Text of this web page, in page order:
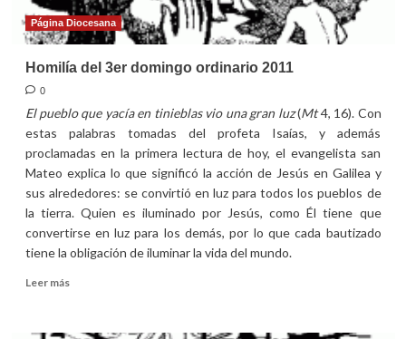
Página Diocesana
Homilía del 3er domingo ordinario 2011
0
El pueblo que yacía en tinieblas vio una gran luz(Mt4, 16). Con
estas palabras tomadas del profeta Isaías, y además
proclamadas en la primera lectura de hoy, el evangelista san
Mateo explica lo que significó la acción de Jesús en Galilea y
sus alrededores: se convirtió en luz para todos los pueblos de
la tierra. Quien es iluminado por Jesús, como Él tiene que
convertirse en luz para los demás, por lo que cada bautizado
tiene la obligación de iluminar la vida del mundo.
Leer másLeer
Homilía